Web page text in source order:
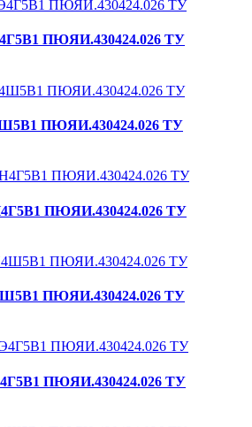
ПЮЯИ.430424.026 ТУ
ПЮЯИ.430424.026 ТУ
ПЮЯИ.430424.026 ТУ
ПЮЯИ.430424.026 ТУ
ПЮЯИ.430424.026 ТУ